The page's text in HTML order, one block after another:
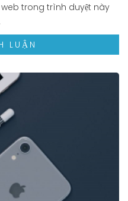
trong trình duyệt này